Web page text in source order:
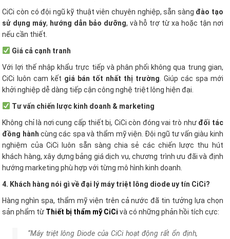
CiCi còn có đội ngũ kỹ thuật viên chuyên nghiệp, sẵn sàng đào tạo
sử dụng máy, hướng dẫn bảo dưỡng, và hỗ trợ từ xa hoặc tận nơi
nếu cần thiết.
Giá cả cạnh tranh
Với lợi thế nhập khẩu trực tiếp và phân phối không qua trung gian,
CiCi luôn cam kết giá bán tốt nhất thị trường . Giúp các spa mới
khởi nghiệp dễ dàng tiếp cận công nghệ triệt lông hiện đại.
Tư vấn chiến lược kinh doanh & marketing
Không chỉ là nơi cung cấp thiết bị, CiCi còn đóng vai trò như đối tác
đồng hành cùng các spa và thẩm mỹ viện. Đội ngũ tư vấn giàu kinh
nghiệm của CiCi luôn sẵn sàng chia sẻ các chiến lược thu hút
khách hàng, xây dựng bảng giá dịch vụ, chương trình ưu đãi và định
hướng marketing phù hợp với từng mô hình kinh doanh.
4. Khách hàng nói gì về đại lý máy triệt lông diode uy tín CiCi?
Hàng nghìn spa, thẩm mỹ viện trên cả nước đã tin tưởng lựa chọn
sản phẩm từ Thiết bị thẩm mỹ CiCi và có những phản hồi tích cực:
“Máy triệt lông Diode của CiCi hoạt động rất ổn định,